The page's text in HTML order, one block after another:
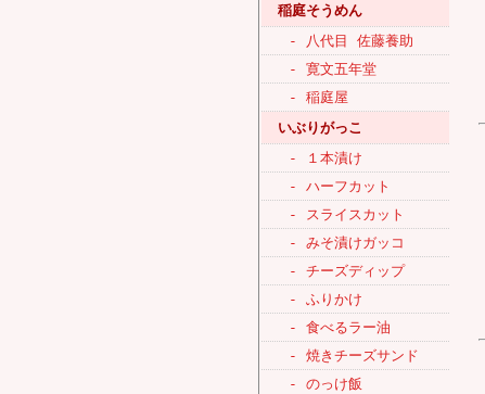
稲庭そうめん
- 八代目 佐藤養助
- 寛文五年堂
- 稲庭屋
いぶりがっこ
- １本漬け
- ハーフカット
- スライスカット
- みそ漬けガッコ
- チーズディップ
- ふりかけ
- 食べるラー油
- 焼きチーズサンド
- のっけ飯